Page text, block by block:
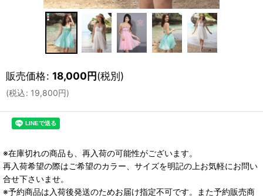
販売価格: 18,000円(税別)
(税込: 19,800円)
※在庫切れの商品も、再入荷の可能性がございます。
再入荷希望の際はご希望のカラー、サイズを明記の上お気軽にお問い
合せ下さいませ。
※予約商品は入荷後発送のためお届け指定不可です。また予約販売商